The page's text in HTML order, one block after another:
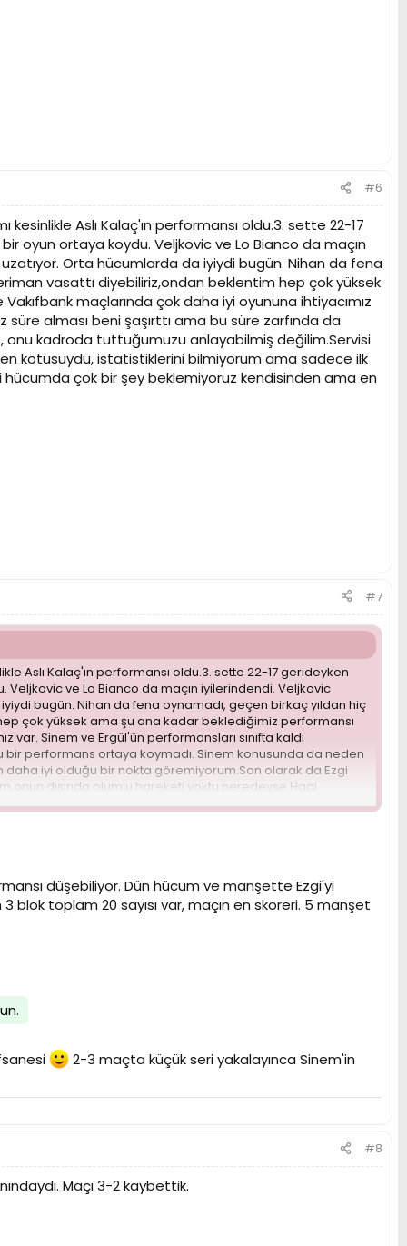
#6
Aslı Kalaç'ın performansı oldu.3. sette 22-17
oyun ortaya koydu. Veljkovic ve Lo Bianco da maçın
Orta hücumlarda da iyiydi bugün. Nihan da fena
vasattı diyebiliriz,ondan beklentim hep çok yüksek
maçlarında çok daha iyi oyununa ihtiyacımız
süre alması beni şaşırttı ama bu süre zarfında da
onu kadroda tuttuğumuzu anlayabilmiş değilim.Servisi
kötüsüydü, istatistiklerini bilmiyorum ama sadece ilk
çok bir şey beklemiyoruz kendisinden ama en
#7
Aslı Kalaç'ın performansı oldu.3. sette 22-17 gerideyken
Veljkovic ve Lo Bianco da maçın iyilerindendi. Veljkovic
bugün. Nihan da fena oynamadı, geçen birkaç yıldan hiç
çok yüksek ama şu ana kadar beklediğimiz performansı
Sinem ve Ergül'ün performansları sınıfta kaldı
bir performans ortaya koymadı. Sinem konusunda da neden
iyi olduğu bir nokta göremiyorum.Son olarak da Ezgi
dışında olumlu hareketi yoktu neredeyse.Hadi
yapabilse bari.
düşebiliyor. Dün hücum ve manşette Ezgi'yi
toplam 20 sayısı var, maçın en skoreri. 5 manşet
.
2-3 maçta küçük seri yakalayınca Sinem'in
#8
Maçı 3-2 kaybettik.